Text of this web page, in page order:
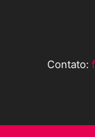
Contato: